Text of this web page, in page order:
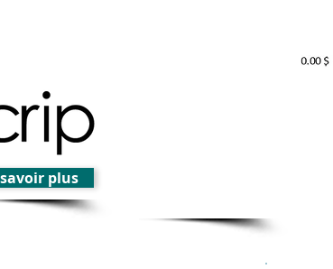
plus